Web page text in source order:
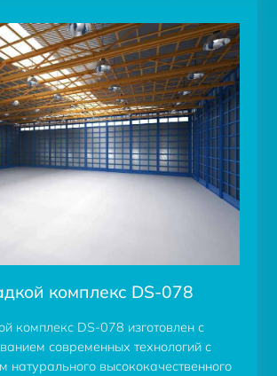
комплекс DS-078
комплекс DS-078 изготовлен с
современных технологий с
натурального высококачественного